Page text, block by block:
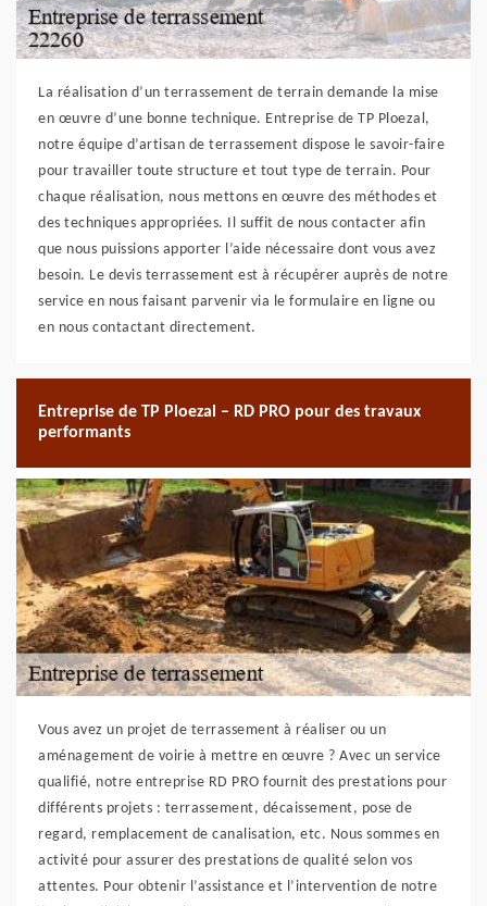
La réalisation d’un terrassement de terrain demande la mise
en œuvre d’une bonne technique. Entreprise de TP Ploezal,
notre équipe d’artisan de terrassement dispose le savoir-faire
pour travailler toute structure et tout type de terrain. Pour
chaque réalisation, nous mettons en œuvre des méthodes et
des techniques appropriées. Il suffit de nous contacter afin
que nous puissions apporter l’aide nécessaire dont vous avez
besoin. Le devis terrassement est à récupérer auprès de notre
service en nous faisant parvenir via le formulaire en ligne ou
en nous contactant directement.
Entreprise de TP Ploezal – RD PRO pour des travaux
performants
Vous avez un projet de terrassement à réaliser ou un
aménagement de voirie à mettre en œuvre ? Avec un service
qualifié, notre entreprise RD PRO fournit des prestations pour
différents projets : terrassement, décaissement, pose de
regard, remplacement de canalisation, etc. Nous sommes en
activité pour assurer des prestations de qualité selon vos
attentes. Pour obtenir l’assistance et l’intervention de notre